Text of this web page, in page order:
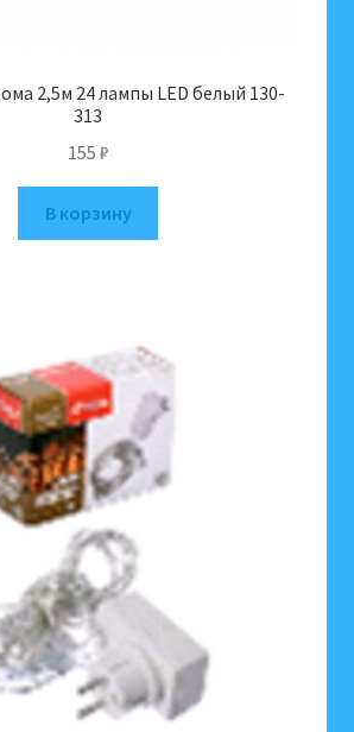
2,5м 24 лампы LED белый 130-
313
155 ₽
В корзину